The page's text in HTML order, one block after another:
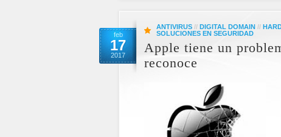
feb
17
2017
ANTIVIRUS // DIGITAL DOMAIN //
SOLUCIONES EN SEGURIDAD
Apple tiene un
reconoce